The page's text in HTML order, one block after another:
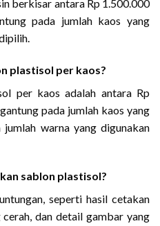
berkisar antara Rp 1.500.000
pada jumlah kaos yang
plastisol per kaos?
per kaos adalah antara Rp
pada jumlah kaos yang
warna yang digunakan
sablon plastisol?
seperti hasil cetakan
dan detail gambar yang